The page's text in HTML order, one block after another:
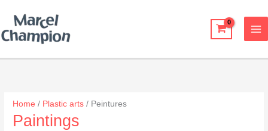
content
Home / Plastic arts / Peintures
Paintings